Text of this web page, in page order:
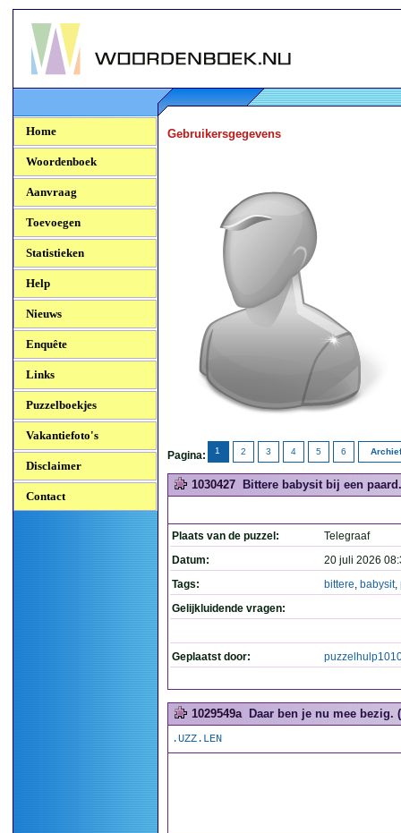
Woordenboek.NU
Home
Woordenboek
Aanvraag
Toevoegen
Statistieken
Help
Nieuws
Enquête
Links
Puzzelboekjes
Vakantiefoto's
Disclaimer
Contact
Gebruikersgegevens
Pagina: 1 2 3 4 5 6
1030427 Bittere babysit bij een
Plaats van de puzzel:
Telegraaf
Datum:
20 juli 2026
Tags:
bittere, babysit,
Gelijkluidende vragen:
Geplaatst door:
1029549a Daar ben je nu mee bezig.
.UZZ.LEN